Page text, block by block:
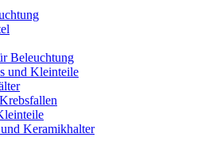
Beleuchtung
und Kleinteile
Keramikhalter